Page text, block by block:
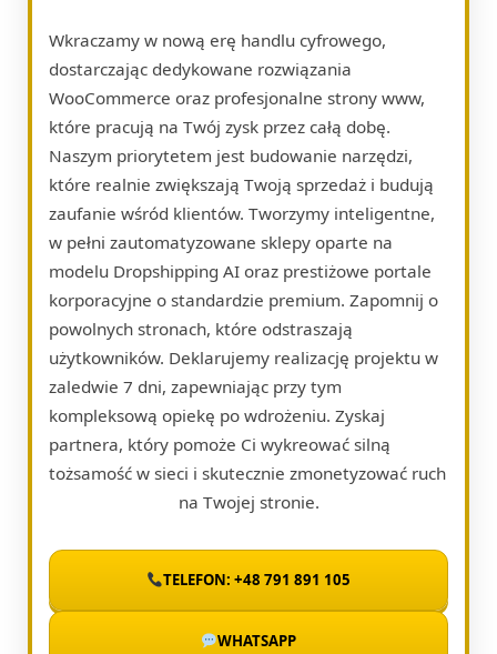
Wkraczamy w nową erę handlu cyfrowego,
dostarczając dedykowane rozwiązania
WooCommerce oraz profesjonalne strony www,
które pracują na Twój zysk przez całą dobę.
Naszym priorytetem jest budowanie narzędzi,
które realnie zwiększają Twoją sprzedaż i budują
zaufanie wśród klientów. Tworzymy inteligentne,
w pełni zautomatyzowane sklepy oparte na
modelu Dropshipping AI oraz prestiżowe portale
korporacyjne o standardzie premium. Zapomnij o
powolnych stronach, które odstraszają
użytkowników. Deklarujemy realizację projektu w
zaledwie 7 dni, zapewniając przy tym
kompleksową opiekę po wdrożeniu. Zyskaj
partnera, który pomoże Ci wykreować silną
tożsamość w sieci i skutecznie zmonetyzować ruch
na Twojej stronie.
TELEFON: +48 791 891 105
WHATSAPP